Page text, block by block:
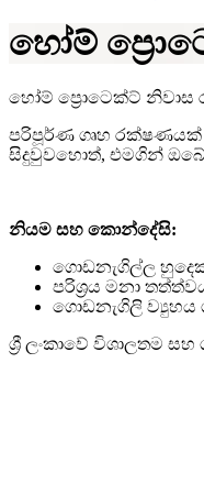
හෝම්
හෝම් ප්‍රොටෙක්ට් නිවාස
පරිපූර්ණ ගෘහ රක්ෂණයක්
සිදුවුවහොත්, එමගින්
නියම සහ කොන්දේසි:
ගොඩනැගිල්ල
පරිශ්‍රය මනා
ගොඩනැගිලි
ශ්‍රී ලංකාවේ විශාලතම